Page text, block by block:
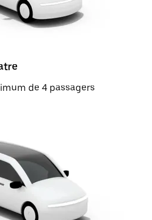
de 4 passagers